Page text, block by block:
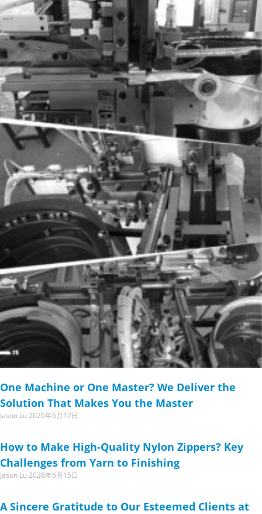
One Machine or One Master? We Deliver the
Solution That Makes You the Master
Jason Lu2026年6月17日
How to Make High-Quality Nylon Zippers? Key
Challenges from Yarn to Finishing
Jason Lu2026年6月15日
A Sincere Gratitude to Our Esteemed Clients at